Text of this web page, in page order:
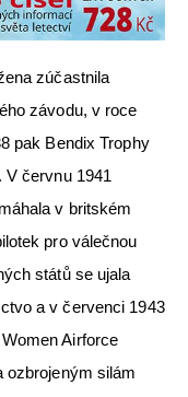
zúčastnila
závodu, v roce
pak Bendix Trophy
červnu 1941
v britském
pro válečnou
států se ujala
a v červenci 1943
Airforce
ozbrojeným silám